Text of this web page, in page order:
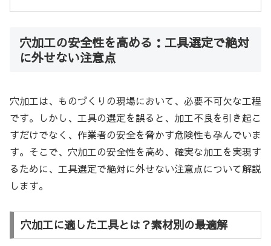
穴加工の安全性を高める：工具選定で絶対
に外せない注意点
穴加工は、ものづくりの現場において、必要不可欠な工程
です。しかし、工具の選定を誤ると、加工不良を引き起こ
すだけでなく、作業者の安全を脅かす危険性も孕んでいま
す。そこで、穴加工の安全性を高め、確実な加工を実現す
るために、工具選定で絶対に外せない注意点について解説
します。
穴加工に適した工具とは？素材別の最適解